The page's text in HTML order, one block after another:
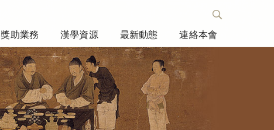
獎助業務 漢學資源 最新動態 連絡本會